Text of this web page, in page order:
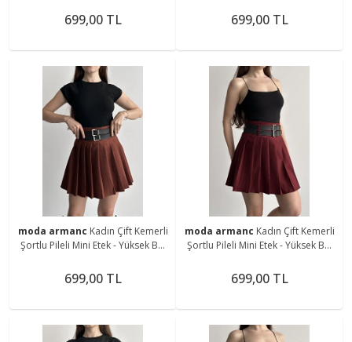
Eteği
699,00 TL
Eteği
699,00 TL
moda armanc Kadın Çift Kemerli
Şortlu Pileli Mini Etek - Yüksek Bel
Eteği
699,00 TL
moda armanc Kadın Çift Kemerli
Şortlu Pileli Mini Etek - Yüksek Bel
Eteği
699,00 TL